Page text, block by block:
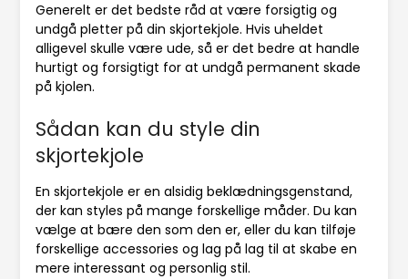
Generelt er det bedste råd at være forsigtig og
undgå pletter på din skjortekjole. Hvis uheldet
alligevel skulle være ude, så er det bedre at handle
hurtigt og forsigtigt for at undgå permanent skade
på kjolen.
Sådan kan du style din
skjortekjole
En skjortekjole er en alsidig beklædningsgenstand,
der kan styles på mange forskellige måder. Du kan
vælge at bære den som den er, eller du kan tilføje
forskellige accessories og lag på lag til at skabe en
mere interessant og personlig stil.